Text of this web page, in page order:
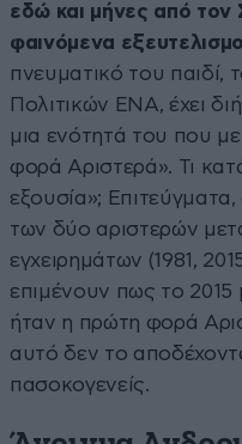
εδώ και μήνες από τον
φαινόμενα
πνευματικό του παιδί,
Πολιτικών ΕΝΑ, έχει
μια ενότητά του που
φορά Αριστερά». Τι
εξουσία»;
των δύο αριστερών
εγχειρημάτων (1981,
επιμένουν πως το
ήταν η πρώτη φορά
αυτό δεν το
πασοκογενείς.